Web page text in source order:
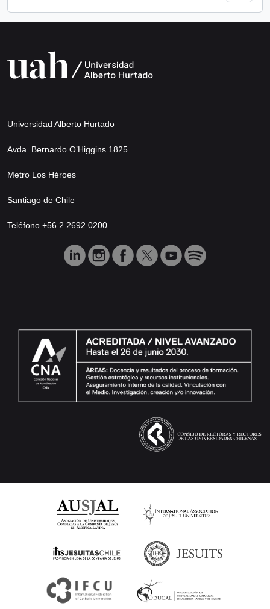
Universidad Alberto Hurtado
Avda. Bernardo O’Higgins 1825
Metro Los Héroes
Santiago de Chile
Teléfono +56 2 2692 0200